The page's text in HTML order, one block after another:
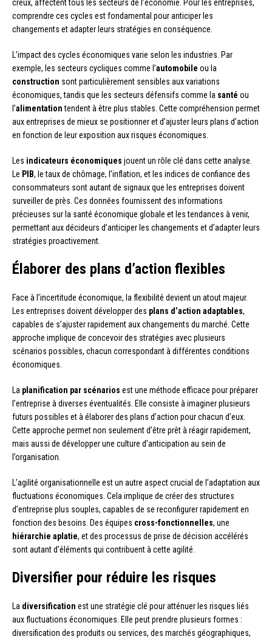
creux, affectent tous les secteurs de l’économie. Pour les entreprises,
comprendre ces cycles est fondamental pour anticiper les
changements et adapter leurs stratégies en conséquence.
L’impact des cycles économiques varie selon les industries. Par
exemple, les secteurs cycliques comme l’automobile ou la
construction sont particulièrement sensibles aux variations
économiques, tandis que les secteurs défensifs comme la santé ou
l’alimentationtendent à être plus stables. Cette compréhension permet
aux entreprises de mieux se positionner et d’ajuster leurs plans d’action
en fonction de leur exposition aux risques économiques.
Les indicateurs économiques jouent un rôle clé dans cette analyse.
Le PIB, le taux de chômage, l’inflation, et les indices de confiance des
consommateurs sont autant de signaux que les entreprises doivent
surveiller de près. Ces données fournissent des informations
précieuses sur la santé économique globale et les tendances à venir,
permettant aux décideurs d’anticiper les changements et d’adapter leurs
stratégies proactivement.
Élaborer des plans d’action flexibles
Face à l’incertitude économique, la flexibilité devient un atout majeur.
Les entreprises doivent développer des plans d’action adaptables,
capables de s’ajuster rapidement aux changements du marché. Cette
approche implique de concevoir des stratégies avec plusieurs
scénarios possibles, chacun correspondant à différentes conditions
économiques.
La planification par scénarios est une méthode efficace pour préparer
l’entreprise à diverses éventualités. Elle consiste à imaginer plusieurs
futurs possibles et à élaborer des plans d’action pour chacun d’eux.
Cette approche permet non seulement d’être prêt à réagir rapidement,
mais aussi de développer une culture d’anticipation au sein de
l’organisation.
L’agilité organisationnelle est un autre aspect crucial de l’adaptation aux
fluctuations économiques. Cela implique de créer des structures
d’entreprise plus souples, capables de se reconfigurer rapidement en
fonction des besoins. Des équipes cross-fonctionnelles, une
hiérarchie aplatie, et des processus de prise de décision accélérés
sont autant d’éléments qui contribuent à cette agilité.
Diversifier pour réduire les risques
La diversification est une stratégie clé pour atténuer les risques liés
aux fluctuations économiques. Elle peut prendre plusieurs formes :
diversification des produits ou services, des marchés géographiques,